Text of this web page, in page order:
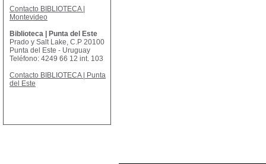
Contacto BIBLIOTECA |
Montevideo
Biblioteca | Punta del Este
Prado y Salt Lake, C.P 20100
Punta del Este - Uruguay
Teléfono: 4249 66 12 int. 103
Contacto BIBLIOTECA | Punta
del Este